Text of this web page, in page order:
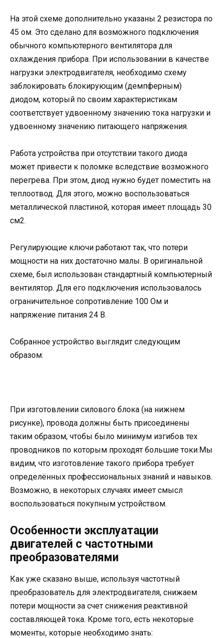
На этой схеме дополнительно указаны 2 резистора по
45 ом. Это сделано для возможного подключения
обычного компьютерного вентилятора для
охлаждения прибора. При использовании в качестве
нагрузки электродвигателя, необходимо схему
заблокировать блокирующим (демпферным)
диодом, который по своим характеристикам
соответствует удвоенному значению тока нагрузки и
удвоенному значению питающего напряжения.
Работа устройства при отсутствии такого диода
может привести к поломке вследствие возможного
перегрева. При этом, диод нужно будет поместить на
теплоотвод. Для этого, можно воспользоваться
металлической пластиной, которая имеет площадь 30
см2.
Регулирующие ключи работают так, что потери
мощности на них достаточно малы. В оригинальной
схеме, был использован стандартный компьютерный
вентилятор. Для его подключения использовалось
ограничительное сопротивление 100 Ом и
напряжение питания 24 В.
Собранное устройство выглядит следующим
образом:
При изготовлении силового блока (на нижнем
рисунке), провода должны быть присоединены
таким образом, чтобы было минимум изгибов тех
проводников по которым проходят большие токи.Мы
видим, что изготовление такого прибора требует
определённых профессиональных знаний и навыков.
Возможно, в некоторых случаях имеет смысл
воспользоваться покупным устройством.
Особенности эксплуатации
двигателей с частотными
преобразователями
Как уже сказано выше, используя частотный
преобразователь для электродвигателя, снижаем
потери мощности за счет снижения реактивной
составляющей тока. Кроме того, есть некоторые
моменты, которые необходимо знать: